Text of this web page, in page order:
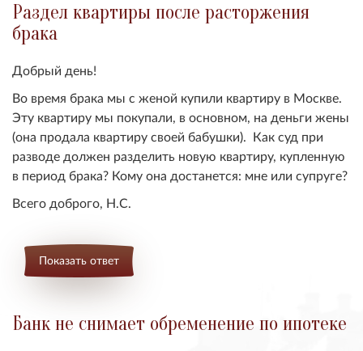
Раздел квартиры после расторжения
брака
Добрый день!
Во время брака мы с женой купили квартиру в Москве.
Эту квартиру мы покупали, в основном, на деньги жены
(она продала квартиру своей бабушки). Как суд при
разводе должен разделить новую квартиру, купленную
в период брака? Кому она достанется: мне или супруге?
Всего доброго, Н.С.
Показать ответ
Банк не снимает обременение по ипотеке